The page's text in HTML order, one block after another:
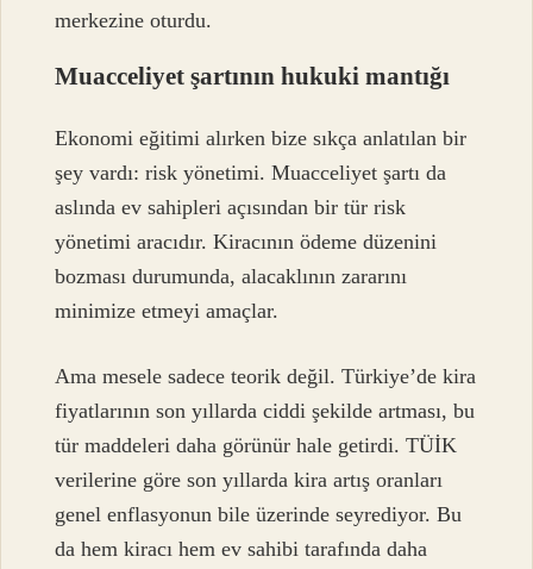
merkezine oturdu.
Muacceliyet şartının hukuki mantığı
Ekonomi eğitimi alırken bize sıkça anlatılan bir
şey vardı: risk yönetimi. Muacceliyet şartı da
aslında ev sahipleri açısından bir tür risk
yönetimi aracıdır. Kiracının ödeme düzenini
bozması durumunda, alacaklının zararını
minimize etmeyi amaçlar.
Ama mesele sadece teorik değil. Türkiye’de kira
fiyatlarının son yıllarda ciddi şekilde artması, bu
tür maddeleri daha görünür hale getirdi. TÜİK
verilerine göre son yıllarda kira artış oranları
genel enflasyonun bile üzerinde seyrediyor. Bu
da hem kiracı hem ev sahibi tarafında daha